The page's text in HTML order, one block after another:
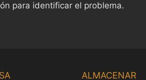
para identificar el problema.
ALMACENAR